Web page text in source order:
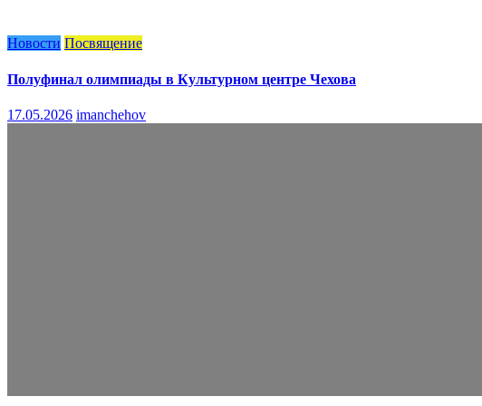
Новости Посвящение
Полуфинал олимпиады в Культурном центре Чехова
17.05.2026 imanchehov